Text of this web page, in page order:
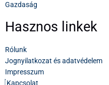
Gazdaság
Hasznos linkek
Rólunk
Jognyilatkozat és adatvédelem
Impresszum
Kapcsolat